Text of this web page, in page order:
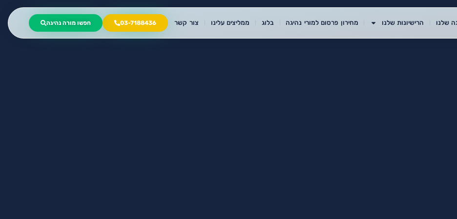
שלנו הרישיונות שלנו מחירון פרסום למורי נהיגה בלוג ממליצים עלינו צור קשר 03-7188436 חפשו מורה נהיגה